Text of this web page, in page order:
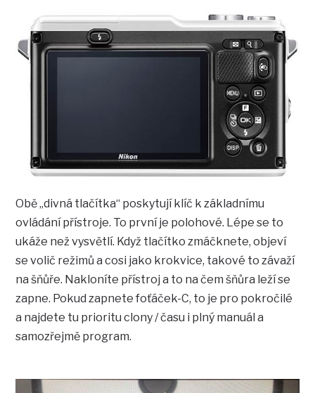
Obě „divná tlačítka“ poskytují klíč k základnímu
ovládání přístroje. To první je polohové. Lépe se to
ukáže než vysvětlí. Když tlačítko zmáčknete, objeví
se volič režimů a cosi jako krokvice, takové to závaží
na šňůře. Nakloníte přístroj a to na čem šňůra leží se
zapne. Pokud zapnete foťáček-C, to je pro pokročilé
a najdete tu prioritu clony / času i plný manuál a
samozřejmě program.